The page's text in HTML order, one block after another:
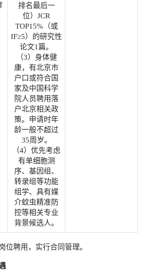
排名最后一
位）JCR
TOP15%（或
IF≥5）的研究性
论文1篇。
（3）身体健
康，有北京市
户口或符合国
家及中国科学
院人员聘用落
户北京相关政
策。申请时年
龄一般不超过
35周岁。
（4）优先考虑
有单细胞测
序、基因组、
转录组等功能
组学、具有媒
介蚊虫精准防
控等相关专业
背景候选人。
位聘用，实行合同管理。